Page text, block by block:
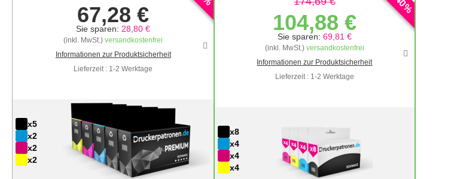
67,28 €
Sie sparen: 28,80 €
(inkl. MwSt.)versandkostenfrei
Informationen zur Produktsicherheit
Lieferzeit : 1-2 Werktage
x5
x2
x2
x2
%
104,88 €
Sie sparen: 69,81 €
(inkl. MwSt.) versandkostenfrei
Informationen zur Produktsicherheit
Lieferzeit : 1-2 Werktage
x8
x4
x4
x4